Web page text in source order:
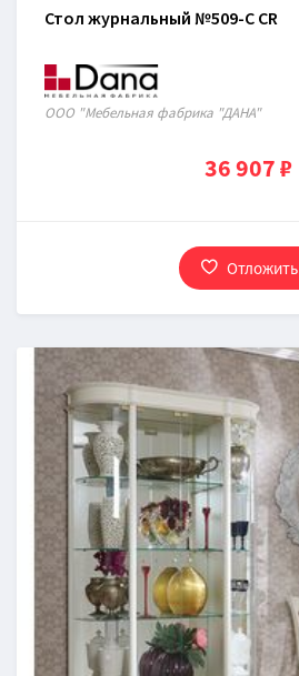
Стол журнальный №509-С CR
ООО "Мебельная фабрика "ДАНА"
36 907 ₽
Отложить